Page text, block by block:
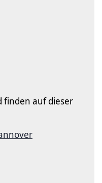
finden auf dieser